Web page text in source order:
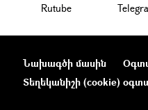
Rutube
Նախագծի մասին
Տեղեկանիշի (cookie)